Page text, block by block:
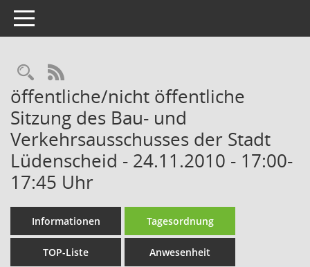
Toggle navigation
Rechercheauswahl
RSS-Feed
öffentliche/nicht öffentliche
Sitzung des Bau- und
Verkehrsausschusses der Stadt
Lüdenscheid - 24.11.2010 - 17:00-
17:45 Uhr
Informationen Tagesordnung
TOP-Liste Anwesenheit